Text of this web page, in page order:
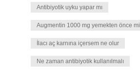
Antibiyotik uyku yapar mı
Augmentin 1000 mg yemekten önce mi
İlacı aç karnına içersem ne olur
Ne zaman antibiyotik kullanılmalı